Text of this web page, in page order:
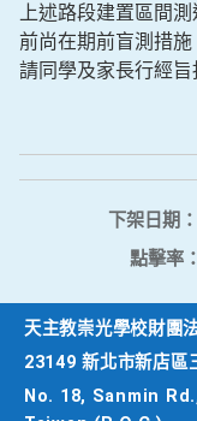
上述路段建置區間
前尚在期前盲測措
請同學及家長行經
下架日期：
點擊率：
天主教崇光學校財團
23149 新北市新店區
No. 18, Sanmin